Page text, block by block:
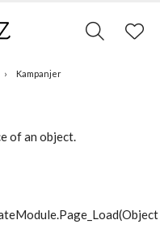
Kampanjer
of an object.